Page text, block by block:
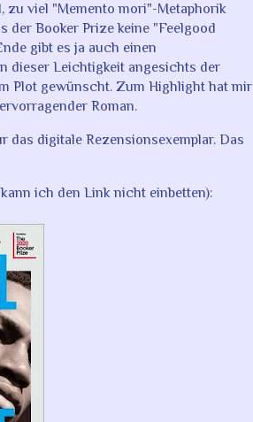
zu viel "Memento mori"-Metaphorik
der Booker Prize keine "Feelgood
gibt es ja auch einen
dieser Leichtigkeit angesichts der
Plot gewünscht. Zum Highlight hat mir
Roman.
das digitale Rezensionsexemplar. Das
ich den Link nicht einbetten):